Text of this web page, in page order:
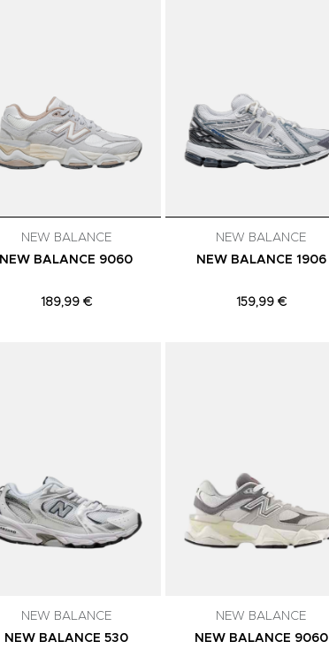
NEW BALANCE
NEW BALANCE 9060
189,99 €
NEW BALANCE
NEW BALANCE 1906
159,99 €
NEW BALANCE
NEW BALANCE 530
NEW BALANCE
NEW BALANCE 9060